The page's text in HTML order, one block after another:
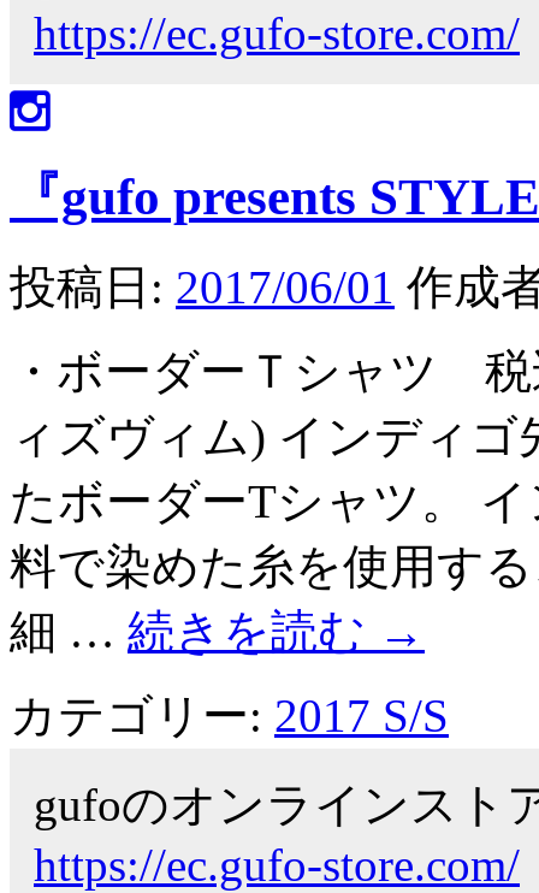
https://ec.gufo-store.com/
『gufo presents
投稿日: 2017/06/01 作成
・ボーダーＴシャツ
ィズヴィム) インディ
たボーダーTシャツ。
料で染めた糸を使用す
細 … 続きを読む →
カテゴリー: 2017 S/S
gufoのオンラインスト
https://ec.gufo-store.com/